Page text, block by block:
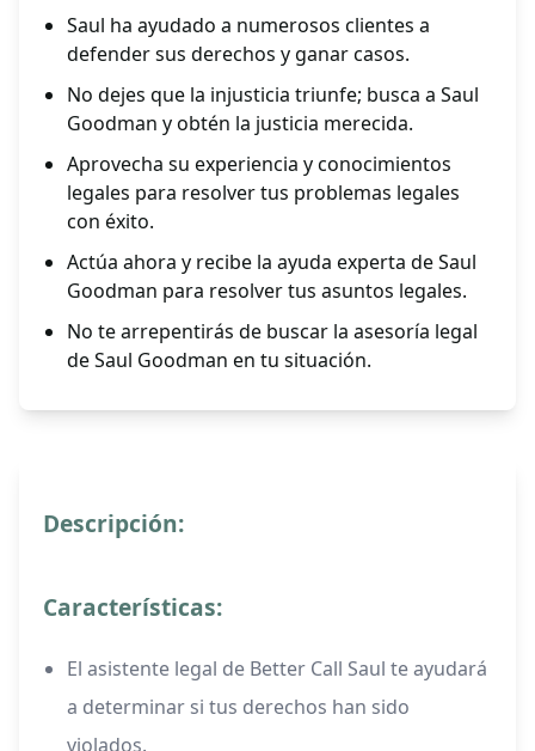
Saul ha ayudado a numerosos clientes a
defender sus derechos y ganar casos.
No dejes que la injusticia triunfe; busca a Saul
Goodman y obtén la justicia merecida.
Aprovecha su experiencia y conocimientos
legales para resolver tus problemas legales
con éxito.
Actúa ahora y recibe la ayuda experta de Saul
Goodman para resolver tus asuntos legales.
No te arrepentirás de buscar la asesoría legal
de Saul Goodman en tu situación.
Descripción:
Características:
El asistente legal de Better Call Saul te ayudará
a determinar si tus derechos han sido
violados.